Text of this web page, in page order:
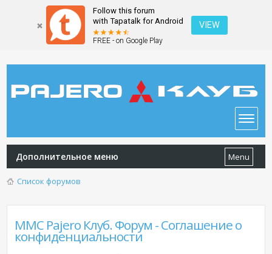
Follow this forum
with Tapatalk for Android
FREE - on Google Play
VIEW
Дополнительное меню Menu
Список форумов
MMC Pajero Клуб. Форум - Соглашение о
конфиденциальности